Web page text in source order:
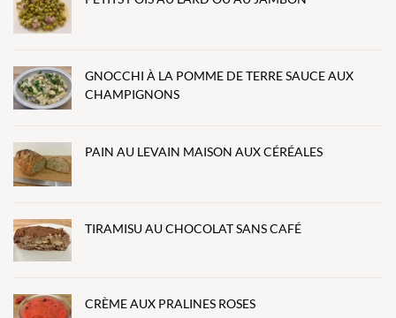
GNOCCHI À LA POMME DE TERRE SAUCE AUX
CHAMPIGNONS
PAIN AU LEVAIN MAISON AUX CÉRÉALES
TIRAMISU AU CHOCOLAT SANS CAFÉ
CRÈME AUX PRALINES ROSES